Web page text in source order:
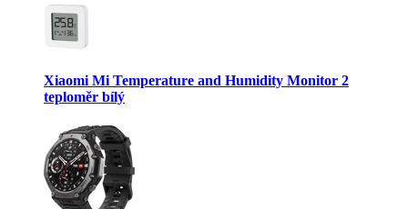
Xiaomi Mi Temperature and Humidity Monitor 2
teploměr bílý